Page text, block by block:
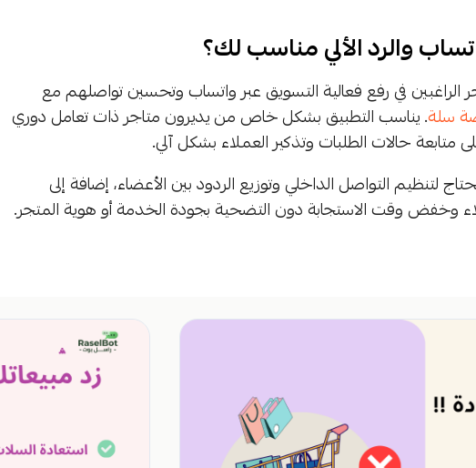
والرد الألي مناسب لك؟
الراغبين في رفع فعالية التسويق عبر واتساب وتحسين تواصلهم مع
سلة. يناسب التطبيق بشكل خاص من يديرون متاجر ذات تعامل دوري
حالات الطلبات وتذكير العملاء بشكل آلي.
لتنظيم التواصل الداخلي وتوزيع الردود بين الأعضاء، إضافة إلى
وخفض وقت الاستجابة دون التضحية بجودة الخدمة أو هوية المتجر.